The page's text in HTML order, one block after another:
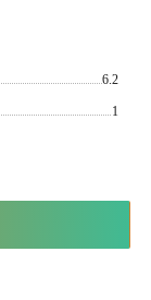
6.2
1